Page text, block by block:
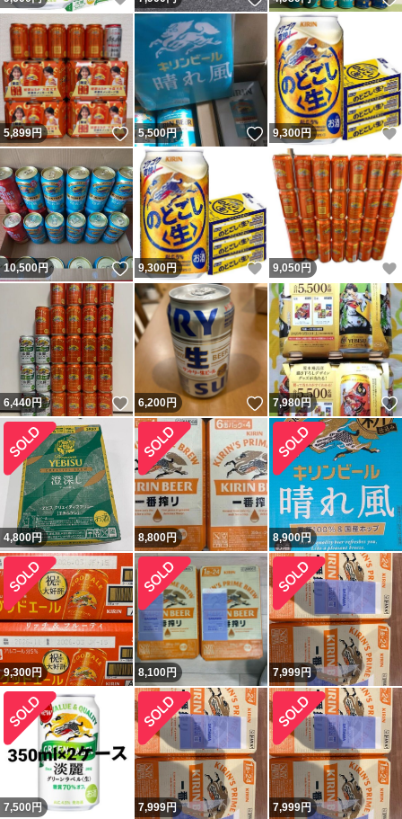
5,899円 いいね！
5,500円 いいね！
9,300円
10,500円 いいね！
9,300円 いいね！
9,050 円
6,440円 いいね！
6,200円 いいね！
7,980円
4,800円 8,800円 8,900円
9,300円 8,100円 7,999円
7,500 円 7,999円 7,999円